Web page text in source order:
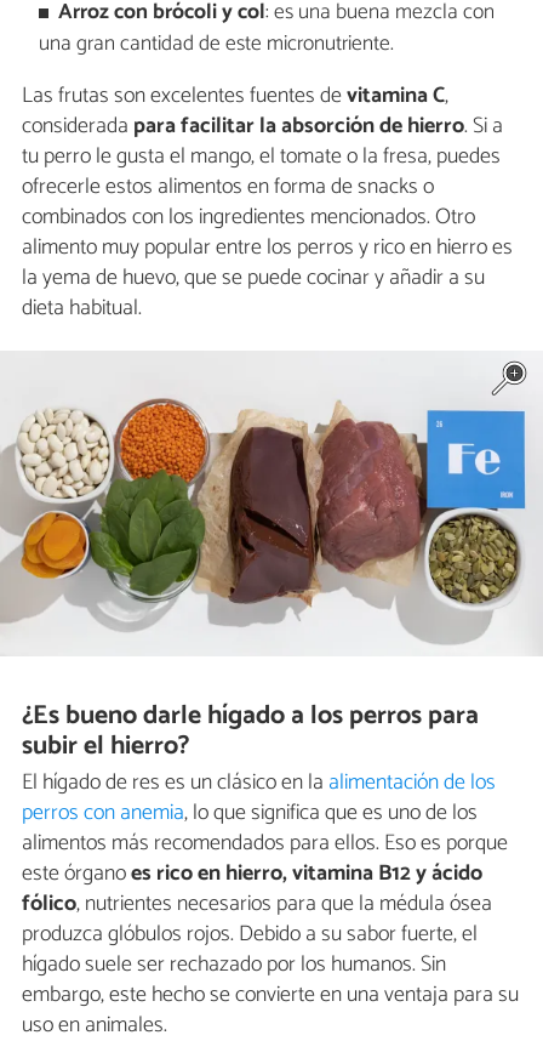
Arroz con brócoli y col: es una buena mezcla con
una gran cantidad de este micronutriente.
Las frutas son excelentes fuentes devitamina C,
considerada para facilitar la absorción de hierro. Si a
tu perro le gusta el mango, el tomate o la fresa, puedes
ofrecerle estos alimentos en forma de snacks o
combinados con los ingredientes mencionados. Otro
alimento muy popular entre los perros y rico en hierro es
la yema de huevo, que se puede cocinar y añadir a su
dieta habitual.
¿Es bueno darle hígado a los perros para
subir el hierro?
El hígado de res es un clásico en la alimentación de los
perros con anemia, lo que significa que es uno de los
alimentos más recomendados para ellos. Eso es porque
este órganoes rico en hierro, vitamina B12 y ácido
fólico, nutrientes necesarios para que la médula ósea
produzca glóbulos rojos. Debido a su sabor fuerte, el
hígado suele ser rechazado por los humanos. Sin
embargo, este hecho se convierte en una ventaja para su
uso en animales.